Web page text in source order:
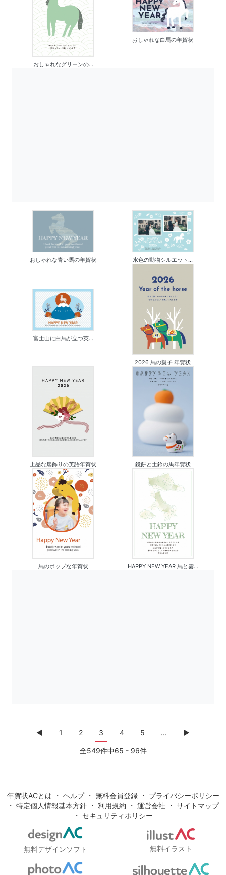
おしゃれなグリーンの...
おしゃれな白馬の年賀状
おしゃれな青い馬の年賀状 水色の動物シルエット...
富士山に白馬が立つ英...
2026 馬の親子 年賀状
上品な扇飾りの英語年賀状 鏡餅と土鈴の馬年賀状
馬のポップな年賀状 HAPPY NEW YEAR 馬と雲...
◀︎ 1 2 3 4 5 ... ▶
全549件中65 - 96件
年賀状ACとは ・ ヘルプ・ 無料会員登録・ プライバシーポリシー
・ 特定個人情報基本方針 ・ 利用規約 ・ 運営会社 ・ サイトマップ
・ セキュリティポリシー
無料デザインソフト 無料イラスト